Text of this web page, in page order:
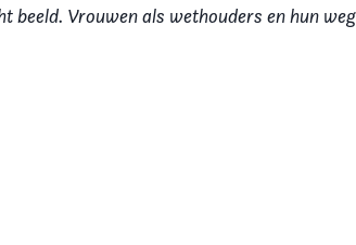
beeld. Vrouwen als wethouders en hun